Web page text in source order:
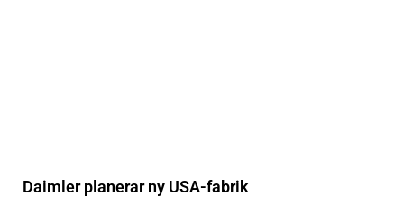
Daimler planerar ny USA-fabrik